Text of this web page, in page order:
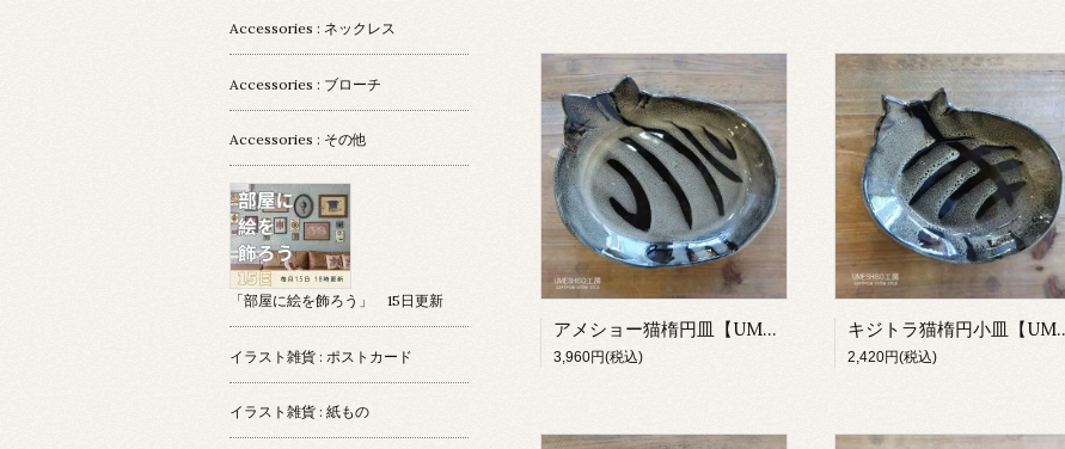
アメショー猫楕円皿【UMESHISO工房】
3,960円(税込)
キジトラ猫楕
2,420円(税込)
Accessories : ネックレス
Accessories : ブローチ
Accessories : その他
「部屋に絵を飾ろう」 15日更新
イラスト雑貨 : ポストカード
イラスト雑貨 : 紙もの